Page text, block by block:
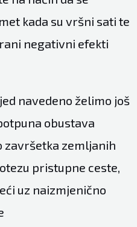
kada su vršni sati te
negativni efekti
navedeno želimo još
obustava
završetka zemljanih
pristupne ceste,
uz naizmjenično